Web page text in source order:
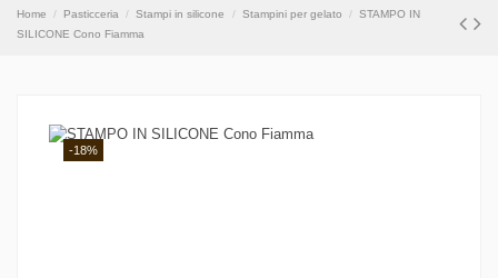
Home Pasticceria Stampi in silicone Stampini per gelato
STAMPO IN
SILICONE Cono Fiamma
-18%